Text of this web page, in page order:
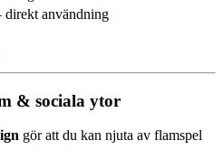
direkt användning
& sociala ytor
gör att du kan njuta av flamspel